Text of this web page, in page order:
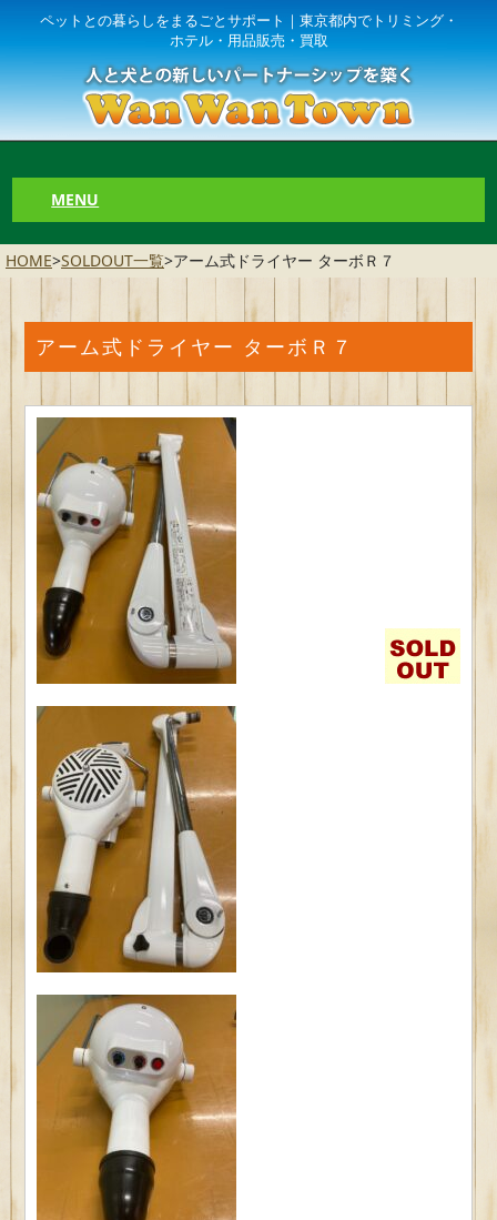
ペットとの暮らしをまるごとサポート｜東京都内でトリミング・
ホテル・用品販売・買取
MENU
HOME>SOLDOUT一覧>アーム式ドライヤー ターボＲ７
アーム式ドライヤー ターボＲ７